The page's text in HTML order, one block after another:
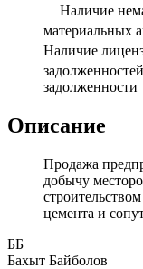
Наличие
материальных
Наличие
задолженностей
задолженности
Описание
Продажа
добычу
цемента и
ББ
Бахыт Байболов